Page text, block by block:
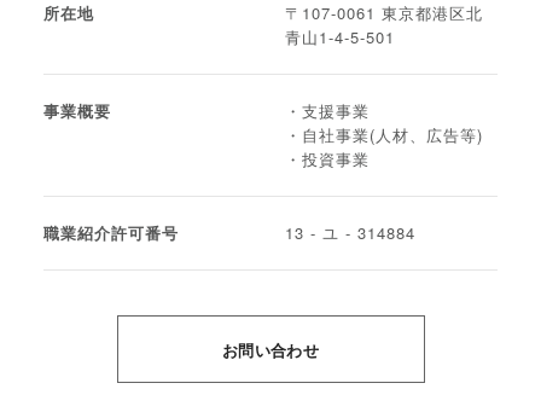
所在地
〒107-0061 東京都港区北
青山1-4-5-501
事業概要
・支援事業
・自社事業(人材、広告等)
・投資事業
職業紹介許可番号 13 - ユ - 314884
お問い合わせ